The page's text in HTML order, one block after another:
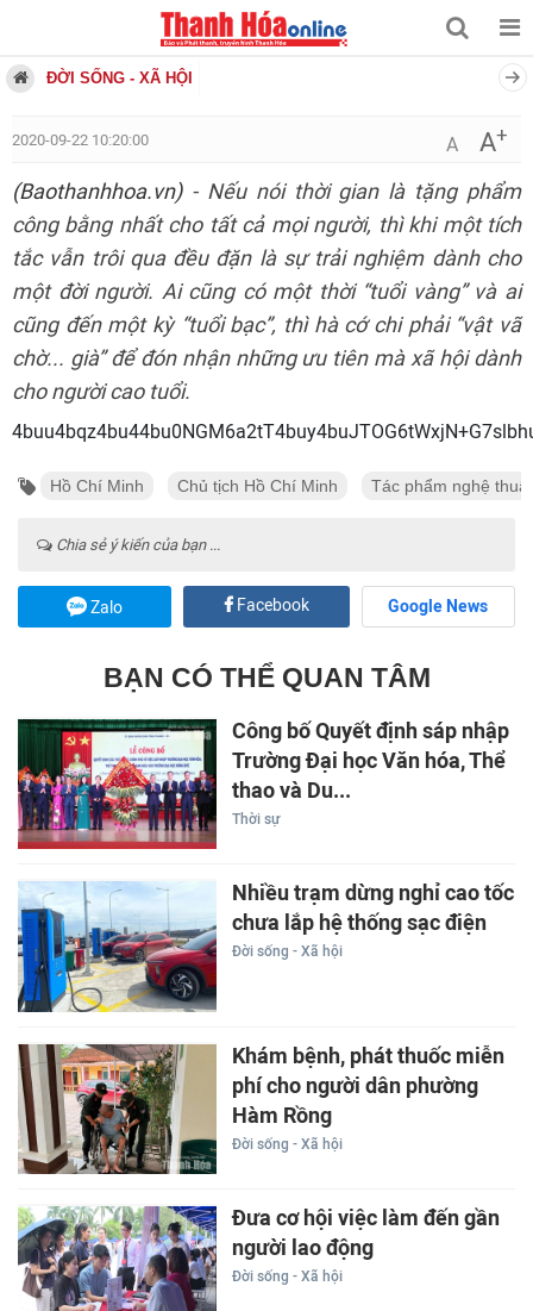
ĐỜI SỐNG - XÃ HỘI
2020-09-22 10:20:00 A A+
(Baothanhhoa.vn)- Nếu nói thời gian là tặng phẩm
công bằng nhất cho tất cả mọi người, thì khi một tích
tắc vẫn trôi qua đều đặn là sự trải nghiệm dành cho
một đời người. Ai cũng có một thời “tuổi vàng” và ai
cũng đến một kỳ “tuổi bạc”, thì hà cớ chi phải “vật vã
chờ... già” để đón nhận những ưu tiên mà xã hội dành
cho người cao tuổi.
Hồ Chí Minh Chủ tịch Hồ Chí Minh Tác phẩm nghệ thuật
Chia sẻ ý kiến của bạn ...
Zalo Facebook Google News
BẠN CÓ THỂ QUAN TÂM
Công bố Quyết định sáp nhập
Trường Đại học Văn hóa, Thể
thao và Du...
Thời sự
Nhiều trạm dừng nghỉ cao tốc
chưa lắp hệ thống sạc điện
Đời sống - Xã hội
Khám bệnh, phát thuốc miễn
phí cho người dân phường
Hàm Rồng
Đời sống - Xã hội
Đưa cơ hội việc làm đến gần
người lao động
Đời sống - Xã hội